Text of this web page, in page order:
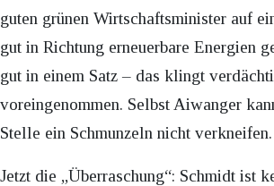
guten grünen Wirtschaftsminister auf
gut in Richtung erneuerbare Energien
gut in einem Satz – das klingt
voreingenommen. Selbst Aiwanger
Stelle ein Schmunzeln nicht verkneifen.
Jetzt die „Überraschung“: Schmidt ist